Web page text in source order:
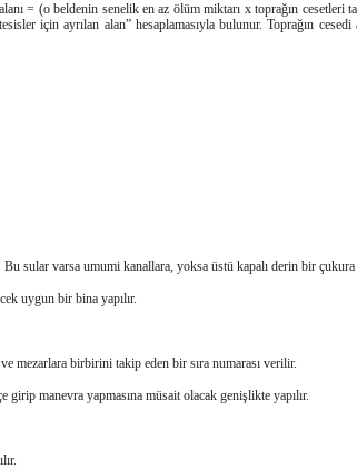
= (o beldenin senelik en az ölüm miktarı x toprağın cesetleri
için ayrılan alan” hesaplamasıyla bulunur. Toprağın
sular varsa umumi kanallara, yoksa üstü kapalı derin bir çukura
uygun bir bina yapılır.
mezarlara birbirini takip eden bir sıra numarası verilir.
girip manevra yapmasına müsait olacak genişlikte yapılır.